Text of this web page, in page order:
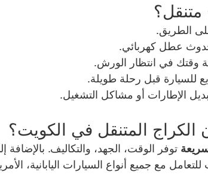
متنقل؟
الطريق.
حدوث عطل كهربائي.
وقتك في انتظار الورش.
للسيارة قبل رحلة طويلة.
الإطارات أو مشاكل التشغيل.
الكراج المتنقل في الكويت؟
توفر الوقت، الجهد، والتكاليف. بالإضافة
مع جميع أنواع السيارات اليابانية،